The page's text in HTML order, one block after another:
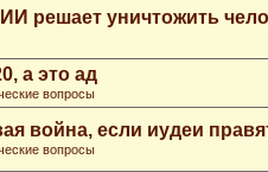
решает уничтожить
а это ад
вопросы
война, если иудеи
вопросы